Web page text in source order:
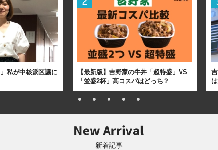
私が中核派区議に
【最新版】吉野家の牛丼「超特盛」VS
「並盛2杯」高コスパはどっち？
新着記事